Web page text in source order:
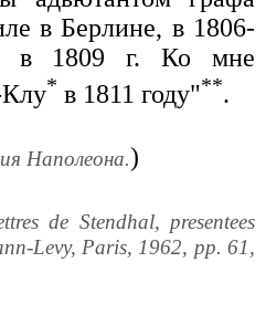
в Берлине, в 1806-
в 1809 г. Ко мне
Клу* в 1811 году"**.
Наполеона.)
de Stendhal, presentees
Levy, Paris, 1962, pp. 61,